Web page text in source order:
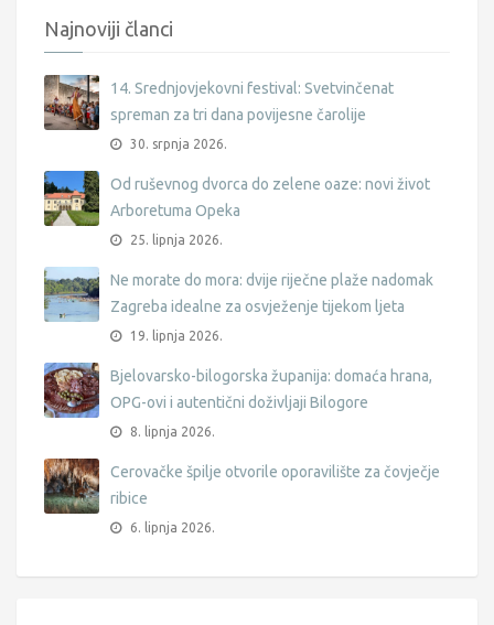
Najnoviji članci
14. Srednjovjekovni festival: Svetvinčenat
spreman za tri dana povijesne čarolije
30. srpnja 2026.
Od ruševnog dvorca do zelene oaze: novi život
Arboretuma Opeka
25. lipnja 2026.
Ne morate do mora: dvije riječne plaže nadomak
Zagreba idealne za osvježenje tijekom ljeta
19. lipnja 2026.
Bjelovarsko-bilogorska županija: domaća hrana,
OPG-ovi i autentični doživljaji Bilogore
8. lipnja 2026.
Cerovačke špilje otvorile oporavilište za čovječje
ribice
6. lipnja 2026.